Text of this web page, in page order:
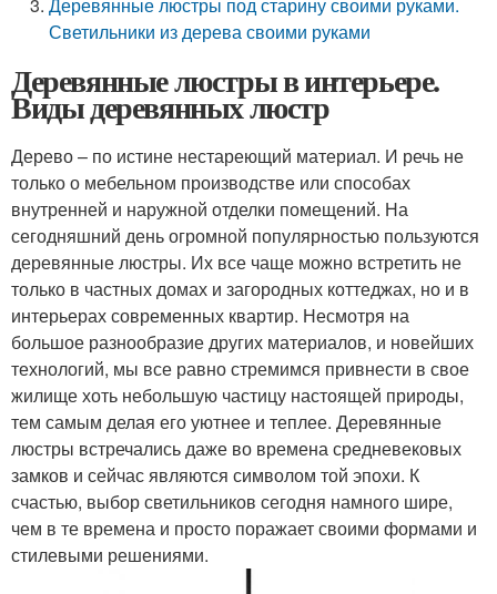
Светильники из дерева своими руками
Деревянные люстры в интерьере.
Виды деревянных люстр
Дерево – по истине нестареющий материал. И речь не
только о мебельном производстве или способах
внутренней и наружной отделки помещений. На
сегодняшний день огромной популярностью пользуются
деревянные люстры. Их все чаще можно встретить не
только в частных домах и загородных коттеджах, но и в
интерьерах современных квартир. Несмотря на
большое разнообразие других материалов, и новейших
технологий, мы все равно стремимся привнести в свое
жилище хоть небольшую частицу настоящей природы,
тем самым делая его уютнее и теплее. Деревянные
люстры встречались даже во времена средневековых
замков и сейчас являются символом той эпохи. К
счастью, выбор светильников сегодня намного шире,
чем в те времена и просто поражает своими формами и
стилевыми решениями.